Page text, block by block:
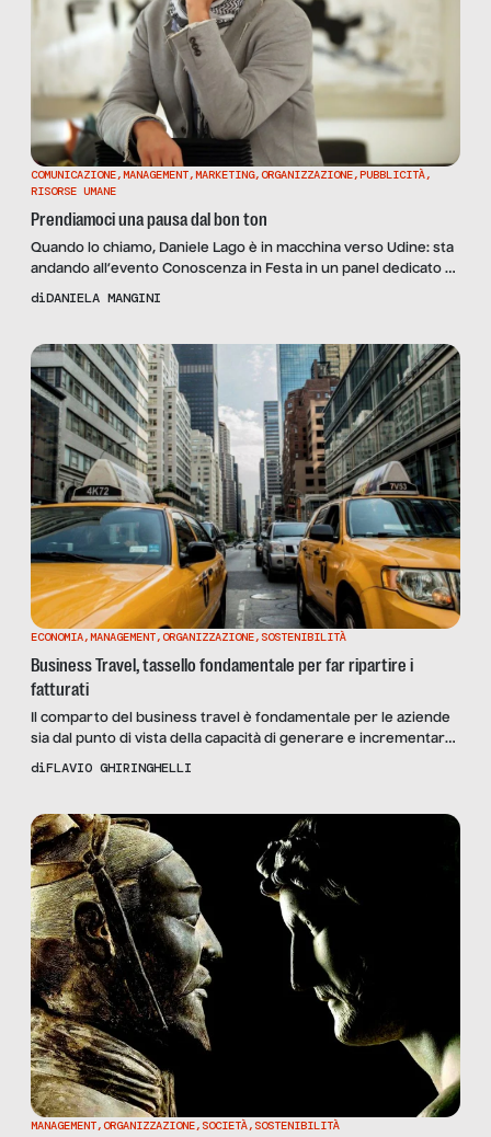
COMUNICAZIONE,MANAGEMENT,MARKETING,ORGANIZZAZIONE,PUBBLICITÀ,
RISORSE UMANE
Prendiamoci una pausa dal bon ton
Quando lo chiamo, Daniele Lago è in macchina verso Udine: sta
andando all’evento Conoscenza in Festa in un panel dedicato a
Leonardo da Vinci e al suo ruolo di primo startupper della
diDANIELA MANGINI
ECONOMIA,MANAGEMENT,ORGANIZZAZIONE, SOSTENIBILITÀ
Business Travel, tassello fondamentale per far ripartire i
fatturati
Il comparto del business travel è fondamentale per le aziende
sia dal punto di vista della capacità di generare e incrementare
fatturato che dal punto di vista dell’incidenza dei costi. Sotto
costo dopo personale e tecnologia […]
diFLAVIO GHIRINGHELLI
MANAGEMENT,ORGANIZZAZIONE, SOCIETÀ, SOSTENIBILITÀ